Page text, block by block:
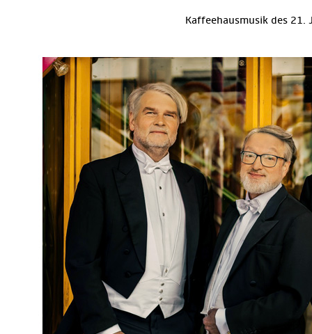
Kaffeehausmusik des 21.